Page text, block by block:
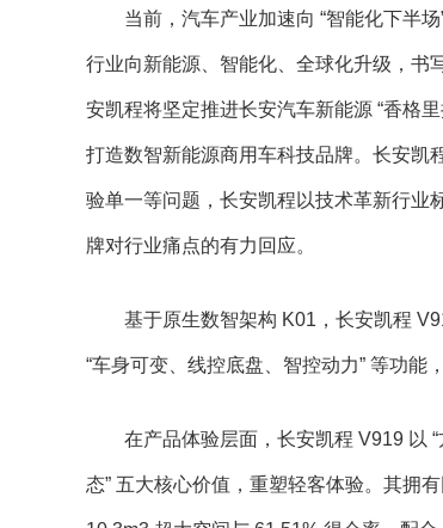
当前，汽车产业加速向 “智能化下半
行业向新能源、智能化、全球化升级，书
安凯程将坚定推进长安汽车新能源 “香格
打造数智新能源商用车科技品牌。长安凯
验单一等问题，长安凯程以技术革新行业
牌对行业痛点的有力回应。
基于原生数智架构 K01，长安凯程
“车身可变、线控底盘、智控动力” 等功能
在产品体验层面，长安凯程 V919 以
态” 五大核心价值，重塑轻客体验。其拥